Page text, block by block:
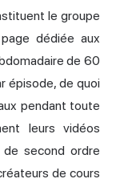
le groupe
dédiée aux
de 60
épisode, de quoi
pendant toute
leurs vidéos
second ordre
de cours